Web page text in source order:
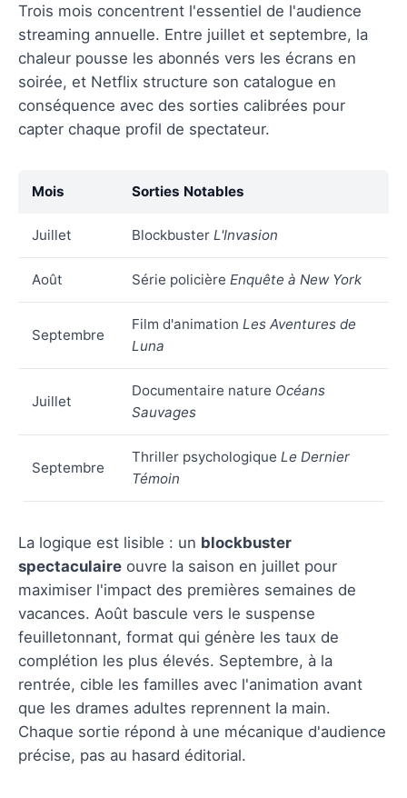
Trois mois concentrent l'essentiel de l'audience
streaming annuelle. Entre juillet et septembre, la
chaleur pousse les abonnés vers les écrans en
soirée, et Netflix structure son catalogue en
conséquence avec des sorties calibrées pour
capter chaque profil de spectateur.
Mois Sorties Notables
Juillet Blockbuster L'Invasion
Août Série policière Enquête à New York
Septembre
Film d'animation Les Aventures de
Luna
Juillet
Documentaire nature Océans
Sauvages
Septembre
Thriller psychologique Le Dernier
Témoin
La logique est lisible : un blockbuster
spectaculaire ouvre la saison en juillet pour
maximiser l'impact des premières semaines de
vacances. Août bascule vers le suspense
feuilletonnant, format qui génère les taux de
complétion les plus élevés. Septembre, à la
rentrée, cible les familles avec l'animation avant
que les drames adultes reprennent la main.
Chaque sortie répond à une mécanique d'audience
précise, pas au hasard éditorial.